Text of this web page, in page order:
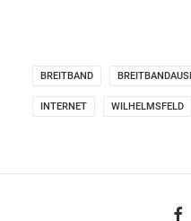
BREITBAND
INTERNET WILHELMSFELD